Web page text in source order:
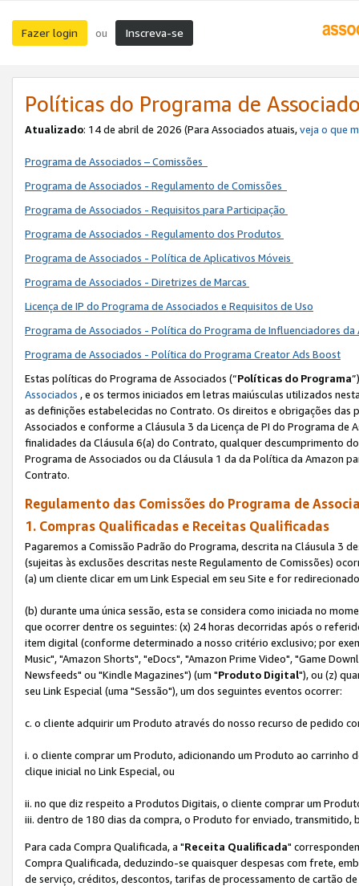
Fazer login ou Inscreva-se
Políticas do Programa de
Atualizado: 14 de abril de 2026 (Para Associados atuais,veja o que
Programa de Associados – Comissões
Programa de Associados - Regulamento de Comissões
Programa de Associados - Requisitos para Participação
Programa de Associados - Regulamento dos Produtos
Programa de Associados - Política de Aplicativos Móveis
Programa de Associados - Diretrizes de Marcas
Licença de IP do Programa de Associados e Requisitos de Uso
Programa de Associados - Política do Programa de Influenciadores
Programa de Associados - Política do Programa Creator Ads Boost
Estas políticas do Programa de Associados (“Políticas do Programa
Associados , e os termos iniciados em letras maiúsculas utilizados
as definições estabelecidas no Contrato. Os direitos e obrigações
Associados e conforme a Cláusula 3 da Licença de PI do Programa
finalidades da Cláusula 6(a) do Contrato, qualquer descumprimento
Programa de Associados ou da Cláusula 1 da da Política da Amazon
Contrato.
Regulamento das Comissões do Programa de
1. Compras Qualificadas e Receitas Qualificadas
Pagaremos a Comissão Padrão do Programa, descrita na Cláusula 3
(sujeitas às exclusões descritas neste Regulamento de Comissões)
(a) um cliente clicar em um Link Especial em seu Site e for
(b) durante uma única sessão, esta se considera como iniciada no
que ocorrer dentre os seguintes: (x) 24 horas decorridas após o
item digital (conforme determinado a nosso critério exclusivo; por
Music", "Amazon Shorts", "eDocs", "Amazon Prime Video", "Game
Newsfeeds" ou "Kindle Magazines") (um "Produto Digital"), ou (z)
seu Link Especial (uma "Sessão"), um dos seguintes eventos ocorrer:
c. o cliente adquirir um Produto através do nosso recurso de pedido
i. o cliente comprar um Produto, adicionando um Produto ao
clique inicial no Link Especial, ou
ii. no que diz respeito a Produtos Digitais, o cliente comprar um
iii. dentro de 180 dias da compra, o Produto for enviado, transmitido,
Para cada Compra Qualificada, a "Receita Qualificada"
Compra Qualificada, deduzindo-se quaisquer despesas com frete,
de serviço, créditos, descontos, tarifas de processamento de cartão